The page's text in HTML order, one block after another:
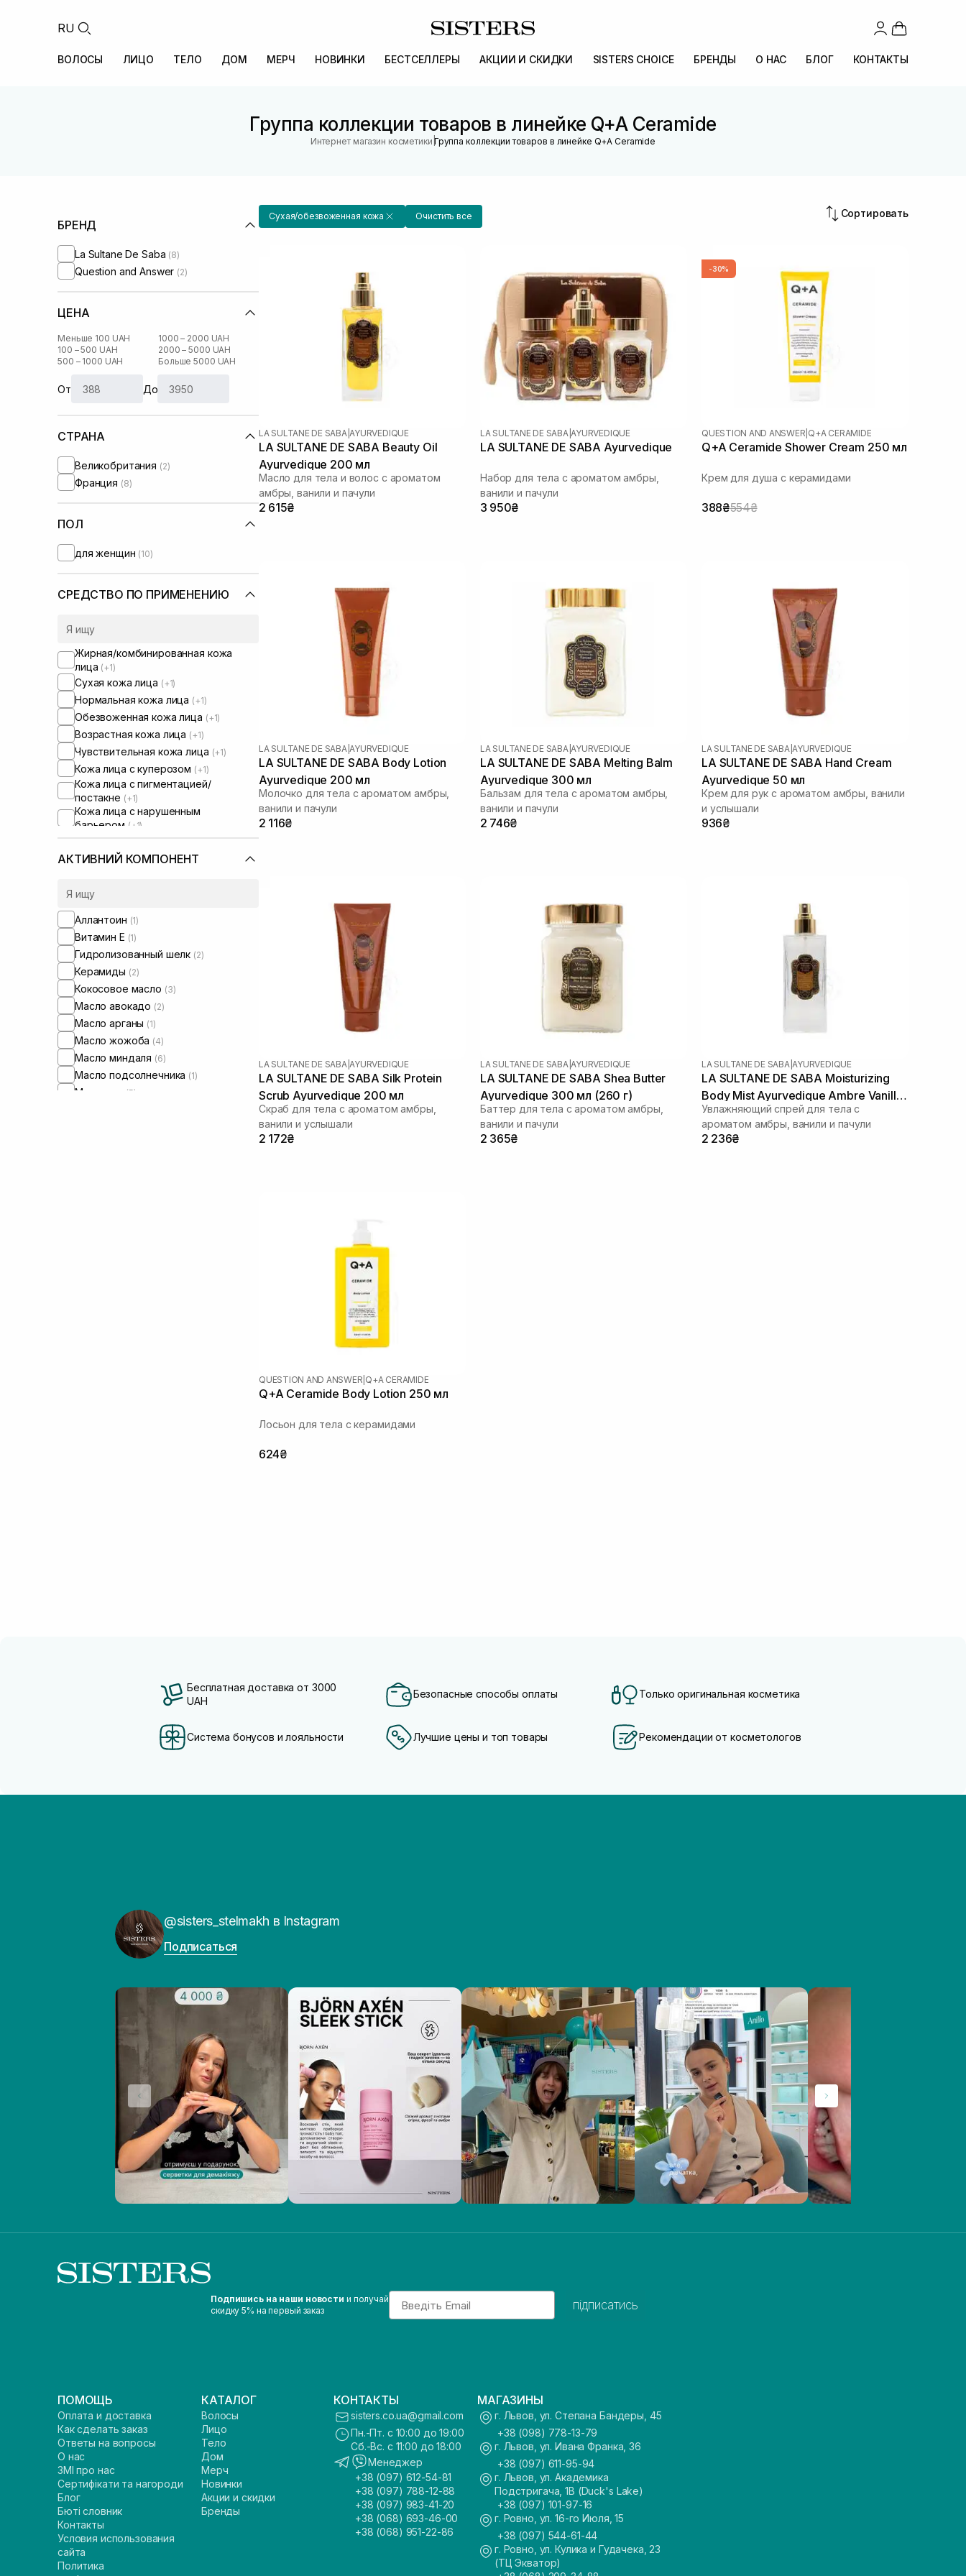
RU
ВОЛОСЫ ЛИЦО ТЕЛО ДОМ МЕРЧ НОВИНКИ БЕСТСЕЛЛЕРЫ АКЦИИ И СКИДКИ SISTERS CHOICE БРЕНДЫ О НАС БЛОГ КОНТАКТЫ
Группа коллекции товаров в линейке Q+A Ceramide
Интернет магазин косметики |Группа коллекции товаров в линейке Q+A Ceramide
БРЕНД
La Sultane De Saba (8)
Question and Answer (2)
ЦЕНА
Меньше 100 UAH
100 – 500 UAH
500 – 1000 UAH
1000 – 2000 UAH
2000 – 5000 UAH
Больше 5000 UAH
От До
СТРАНА
Великобритания (2)
Франция (8)
ПОЛ
для женщин (10)
СРЕДСТВО ПО ПРИМЕНЕНИЮ
Жирная/комбинированная кожа
лица (+1)
Сухая кожа лица (+1)
Нормальная кожа лица (+1)
Обезвоженная кожа лица (+1)
Возрастная кожа лица (+1)
Чувствительная кожа лица (+1)
Кожа лица с куперозом (+1)
Кожа лица с пигментацией/
постакне (+1)
Кожа лица с нарушенным
барьером (+1)
Кожа лица с нарушенным
микробиомом (+1)
АКТИВНИЙ КОМПОНЕНТ
Аллантоин (1)
Витамин Е (1)
Гидролизованный шелк (2)
Керамиды (2)
Кокосовое масло (3)
Масло авокадо (2)
Масло арганы (1)
Масло жожоба (4)
Масло миндаля (6)
Масло подсолнечника (1)
Масло ши (5)
Сухая/обезвоженная кожа Очистить все Сортировать
LA SULTANE DE SABA AYURVEDIQUE
LA SULTANE DE SABA Beauty Oil
Ayurvedique 200 мл
Масло для тела и волос с ароматом
амбры, ванили и пачули
2 615₴
LA SULTANE DE SABA AYURVEDIQUE
LA SULTANE DE SABA Ayurvedique
Набор для тела с ароматом амбры,
ванили и пачули
3 950₴
-30%
QUESTION AND ANSWER Q+A CERAMIDE
Q+A Ceramide Shower Cream 250 мл
Крем для душа с керамидами
388₴554₴
LA SULTANE DE SABA AYURVEDIQUE
LA SULTANE DE SABA Body Lotion
Ayurvedique 200 мл
Молочко для тела с ароматом амбры,
ванили и пачули
2 116₴
LA SULTANE DE SABA AYURVEDIQUE
LA SULTANE DE SABA Melting Balm
Ayurvedique 300 мл
Бальзам для тела с ароматом амбры,
ванили и пачули
2 746₴
LA SULTANE DE SABA AYURVEDIQUE
LA SULTANE DE SABA Hand Cream
Ayurvedique 50 мл
Крем для рук с ароматом амбры, ванили
и услышали
936₴
LA SULTANE DE SABA AYURVEDIQUE
LA SULTANE DE SABA Silk Protein
Scrub Ayurvedique 200 мл
Скраб для тела с ароматом амбры,
ванили и услышали
2 172₴
LA SULTANE DE SABA AYURVEDIQUE
LA SULTANE DE SABA Shea Butter
Ayurvedique 300 мл (260 г)
Баттер для тела с ароматом амбры,
ванили и пачули
2 365₴
LA SULTANE DE SABA AYURVEDIQUE
LA SULTANE DE SABA Moisturizing
Body Mist Ayurvedique Ambre Vanille
Patchouli 200 мл
Увлажняющий спрей для тела с
ароматом амбры, ванили и пачули
2 236₴
QUESTION AND ANSWER Q+A CERAMIDE
Q+A Ceramide Body Lotion 250 мл
Лосьон для тела с керамидами
624₴
Бесплатная доставка от 3000
UAH
Безопасные способы оплаты Только оригинальная косметика
Система бонусов и лояльности Лучшие цены и топ товары Рекомендации от косметологов
@sisters_stelmakh в Instagram
Подписаться
Подпишись на наши новости и получай
скидку 5% на первый заказ
Email
підписатись
ПОМОЩЬ
Оплата и доставка
Как сделать заказ
Ответы на вопросы
О нас
ЗМІ про нас
Сертифікати та нагороди
Блог
Бюті словник
Контакты
Условия использования
сайта
Политика
КАТАЛОГ
Волосы
Лицо
Тело
Дом
Мерч
Новинки
Акции и скидки
Бренды
КОНТАКТЫ
sisters.co.ua@gmail.com
Пн.-Пт. с 10:00 до 19:00
Сб.-Вс. с 11:00 до 18:00
Менеджер
+38 (097) 612-54-81
+38 (097) 788-12-88
+38 (097) 983-41-20
+38 (068) 693-46-00
+38 (068) 951-22-86
МАГАЗИНЫ
г. Львов, ул. Степана Бандеры, 45
+38 (098) 778-13-79
г. Львов, ул. Ивана Франка, 36
+38 (097) 611-95-94
г. Львов, ул. Академика
Подстригача, 1В (Duck's Lake)
+38 (097) 101-97-16
г. Ровно, ул. 16-го Июля, 15
+38 (097) 544-61-44
г. Ровно, ул. Кулика и Гудачека, 23
(ТЦ Экватор)